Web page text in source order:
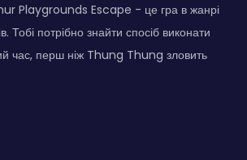
Playgrounds Escape - це гра в жанрі
Тобі потрібно знайти спосіб виконати
час, перш ніж Thung Thung зловить